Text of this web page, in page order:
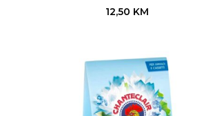
12,50 KM